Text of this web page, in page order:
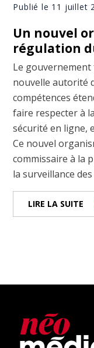
Publié le 11 juillet
Un nouvel
régulation
Le
nouvelle autorité
compétences
faire respecter à
sécurité en ligne,
Ce nouvel
commissaire à la
la surveillance des
LIRE LA SUITE